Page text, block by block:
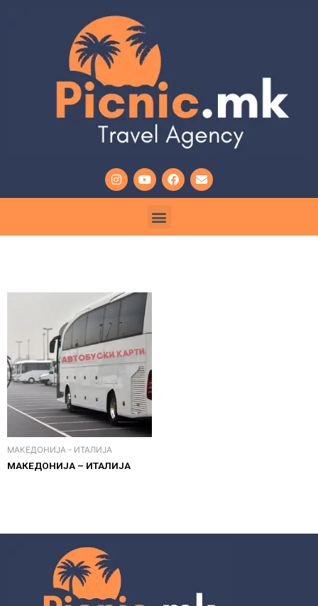
МАКЕДОНИЈА - ИТАЛИЈА
МАКЕДОНИЈА – ИТАЛИЈА